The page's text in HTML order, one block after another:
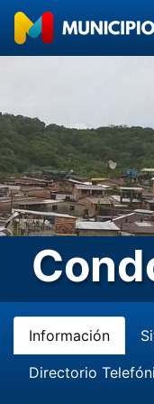
Información
Directorio